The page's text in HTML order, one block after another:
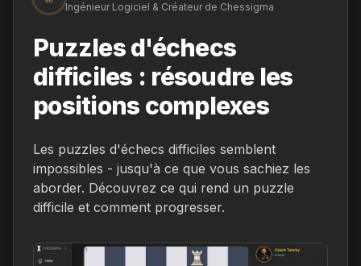
Ingénieur Logiciel & Créateur de Chessigma
Puzzles d'échecs
difficiles : résoudre les
positions complexes
Les puzzles d'échecs difficiles semblent
impossibles - jusqu'à ce que vous sachiez les
aborder. Découvrez ce qui rend un puzzle
difficile et comment progresser.